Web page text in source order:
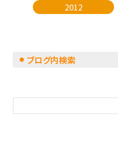
2012
ブログ内検索